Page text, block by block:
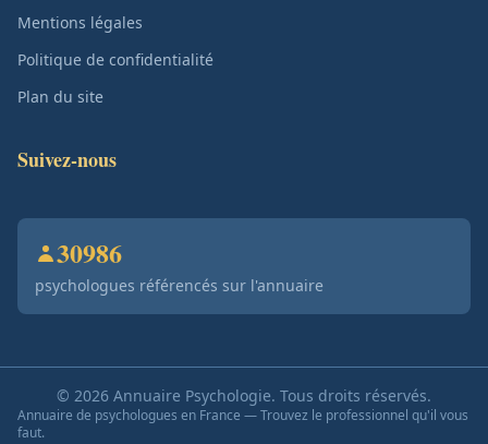
Mentions légales
Politique de confidentialité
Plan du site
Suivez-nous
30986
psychologues référencés sur l'annuaire
© 2026 Annuaire Psychologie. Tous droits réservés.
Annuaire de psychologues en France — Trouvez le professionnel qu'il vous
faut.